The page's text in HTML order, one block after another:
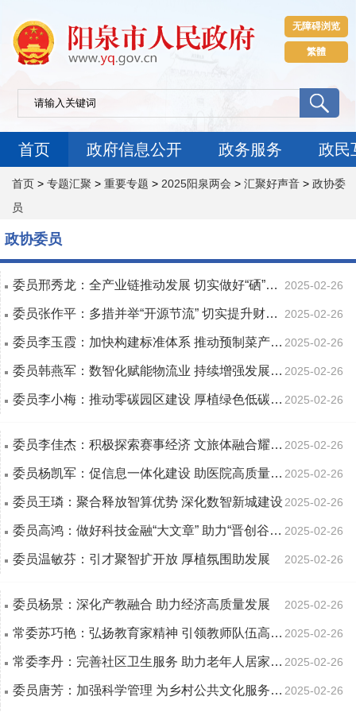
无障碍浏览
繁體
首页 政府信息公开 政务服务 政民
首页 > 专题汇聚 > 重要专题 > 2025阳泉两会 > 汇聚好声音 > 政协委
员
政协委员
委员邢秀龙：全产业链推动发展 切实做好“硒”字文章 2025-02-26
委员张作平：多措并举“开源节流” 切实提升财政绩效 2025-02-26
委员李玉霞：加快构建标准体系 推动预制菜产业发展 2025-02-26
委员韩燕军：数智化赋能物流业 持续增强发展动能 2025-02-26
委员李小梅：推动零碳园区建设 厚植绿色低碳底色 2025-02-26
委员李佳杰：积极探索赛事经济 文旅体融合耀阳泉 2025-02-26
委员杨凯军：促信息一体化建设 助医院高质量发展 2025-02-26
委员王璘：聚合释放智算优势 深化数智新城建设2025-02-26
委员高鸿：做好科技金融“大文章” 助力“晋创谷·阳泉”高质量发展 2025-02-26
委员温敏芬：引才聚智扩开放 厚植氛围助发展 2025-02-26
委员杨景：深化产教融合 助力经济高质量发展 2025-02-26
常委苏巧艳：弘扬教育家精神 引领教师队伍高质量发展 2025-02-26
常委李丹：完善社区卫生服务 助力老年人居家养老 2025-02-26
委员唐芳：加强科学管理 为乡村公共文化服务“强筋壮骨” 2025-02-26